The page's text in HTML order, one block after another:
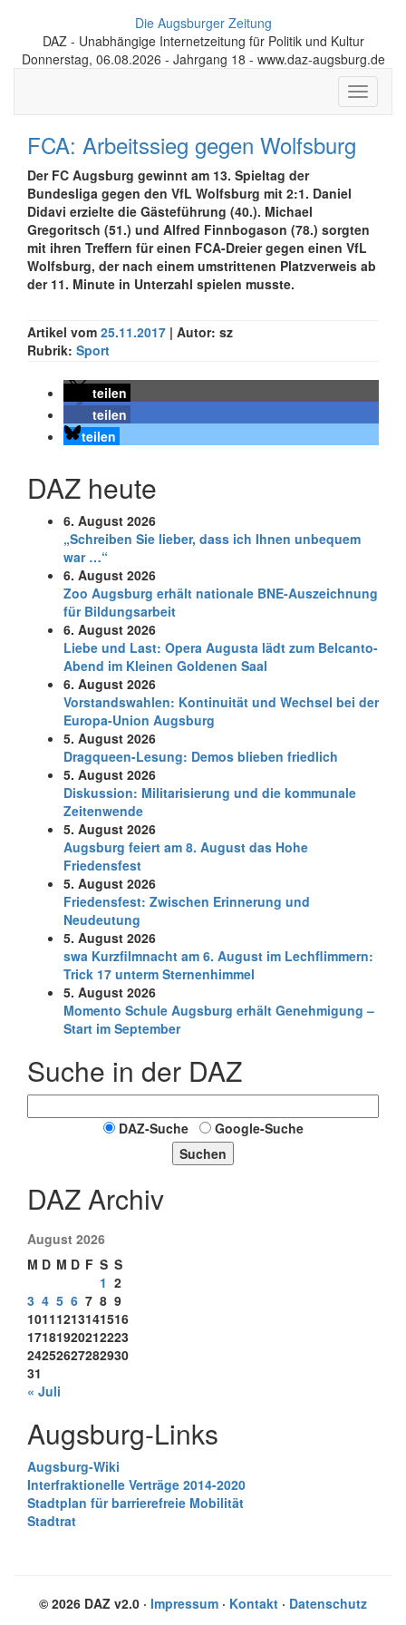
Die Augsburger Zeitung
DAZ - Unabhängige Internetzeitung für Politik und Kultur
Donnerstag, 06.08.2026 - Jahrgang 18 - www.daz-augsburg.de
Toggle
FCA: Arbeitssieg gegen Wolfsburg
Der FC Augsburg gewinnt am 13. Spieltag der
Bundesliga gegen den VfL Wolfsburg mit 2:1. Daniel
Didavi erzielte die Gästeführung (40.). Michael
Gregoritsch (51.) und Alfred Finnbogason (78.) sorgten
mit ihren Treffern für einen FCA-Dreier gegen einen VfL
Wolfsburg, der nach einem umstrittenen Platzverweis ab
der 11. Minute in Unterzahl spielen musste.
Artikel vom 25.11.2017 | Autor: sz
Rubrik: Sport
teilen
teilen
teilen
DAZ heute
6. August 2026
„Schreiben Sie lieber, dass ich Ihnen unbequem
war …“
6. August 2026
Zoo Augsburg erhält nationale BNE-Auszeichnung
für Bildungsarbeit
6. August 2026
Liebe und Last: Opera Augusta lädt zum Belcanto-
Abend im Kleinen Goldenen Saal
6. August 2026
Vorstandswahlen: Kontinuität und Wechsel bei der
Europa-Union Augsburg
5. August 2026
Dragqueen-Lesung: Demos blieben friedlich
5. August 2026
Diskussion: Mi­li­ta­ri­sie­rung und die kommunale
Zeitenwende
5. August 2026
Augsburg feiert am 8. August das Hohe
Friedensfest
5. August 2026
Friedensfest: Zwischen Erinnerung und
Neudeutung
5. August 2026
swa Kurz­film­nacht am 6. August im Lech­flim­mern:
Trick 17 unterm Sternen­himmel
5. August 2026
Momento Schule Augsburg erhält Genehmigung –
Start im September
Suche in der DAZ
DAZ-Suche
Google-Suche
Suchen
DAZ Archiv
August 2026
M D M D F S S
1 2
3 4 5 6 7 8 9
10111213141516
17181920212223
24252627282930
31
« Juli
Augsburg-Links
Augsburg-Wiki
Interfraktionelle Verträge 2014-2020
Stadtplan für barrierefreie Mobilität
Stadtrat
© 2026 DAZ v2.0 · Impressum · Kontakt · Datenschutz